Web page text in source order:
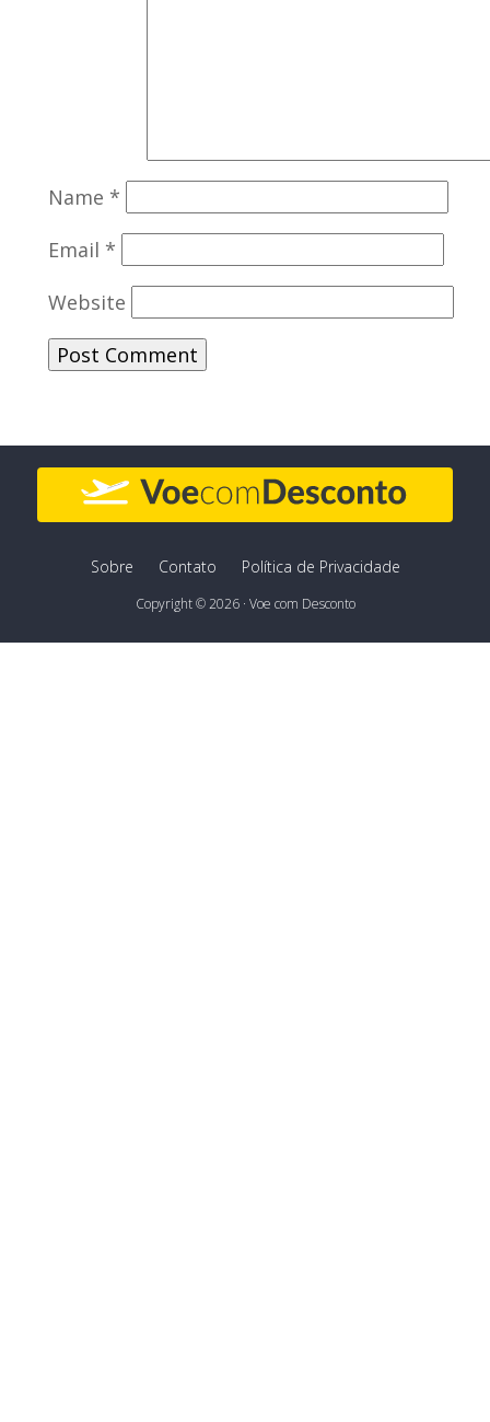
Name *
Email *
Website
Sobre Contato Política de Privacidade
Copyright © 2026 · Voe com Desconto